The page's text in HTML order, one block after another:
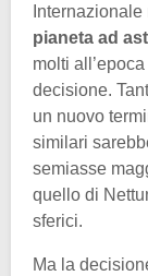
pianeta ad
molti
decisione.
un nuovo
similari
semiasse
quello di
sferici.
Ma la